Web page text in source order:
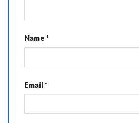
Name *
Email*